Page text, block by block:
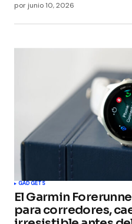
por junio 10, 2026
GADGETS
El Garmin
para corredores,